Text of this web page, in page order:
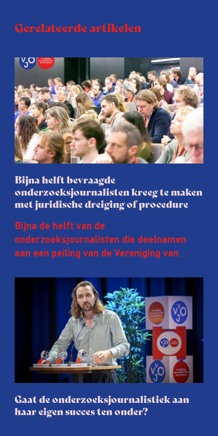
Gerelateerde artikelen
Bijna helft bevraagde
onderzoeksjournalisten kreeg te maken
met juridische dreiging of procedure
Bijna de helft van de
onderzoeksjournalisten die deelnamen
aan een peiling van de Vereniging van
afgelopen twee jaar te maken met
juridische dreiging of een juridische
procedure rond het eigen werk. Dat kost
journalisten tijd, ook ervaren zij stress en
soms worden publicaties aangepast of
gaat de hele publicatie zelfs niet door.
Gaat de onderzoeksjournalistiek aan
haar eigen succes ten onder?